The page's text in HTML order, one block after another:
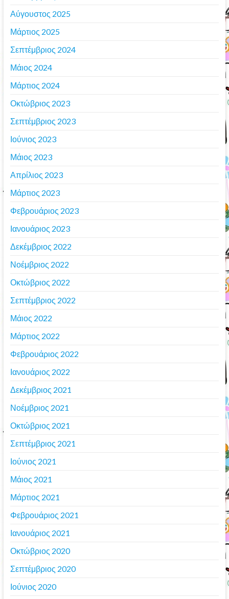
Αύγουστος 2025
Μάρτιος 2025
Σεπτέμβριος 2024
Μάιος 2024
Μάρτιος 2024
Οκτώβριος 2023
Σεπτέμβριος 2023
Ιούνιος 2023
Μάιος 2023
Απρίλιος 2023
Μάρτιος 2023
Φεβρουάριος 2023
Ιανουάριος 2023
Δεκέμβριος 2022
Νοέμβριος 2022
Οκτώβριος 2022
Σεπτέμβριος 2022
Μάιος 2022
Μάρτιος 2022
Φεβρουάριος 2022
Ιανουάριος 2022
Δεκέμβριος 2021
Νοέμβριος 2021
Οκτώβριος 2021
Σεπτέμβριος 2021
Ιούνιος 2021
Μάιος 2021
Μάρτιος 2021
Φεβρουάριος 2021
Ιανουάριος 2021
Οκτώβριος 2020
Σεπτέμβριος 2020
Ιούνιος 2020